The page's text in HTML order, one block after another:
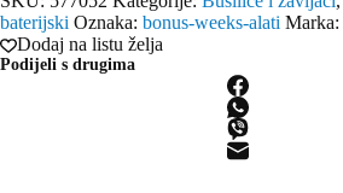
baterijski Oznaka: bonus-weeks-alati Marka:
Dodaj na listu želja
Podijeli s drugima